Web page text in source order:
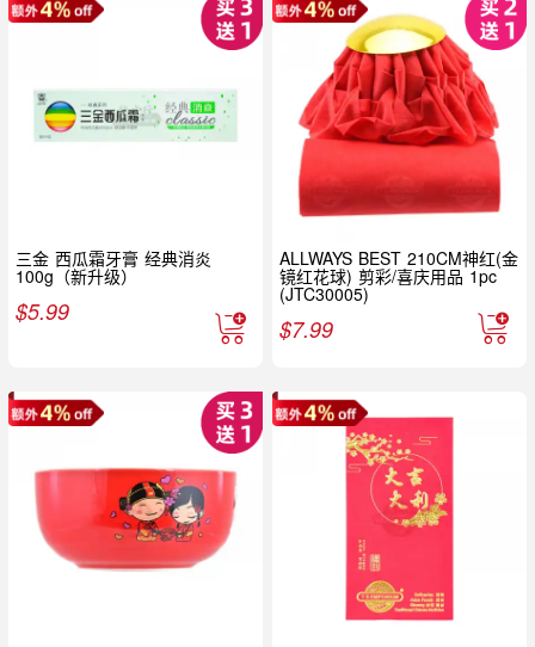
三金 西瓜霜牙膏 经典消炎
100g（新升级）
$5.99
ALLWAYS BEST 210CM神红(金
镜红花球) 剪彩/喜庆用品 1pc
(JTC30005)
$7.99